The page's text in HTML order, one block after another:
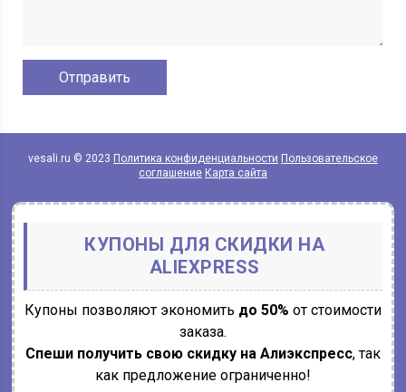
vesali.ru © 2023 Политика конфиденциальности Пользовательское
соглашение Карта сайта
КУПОНЫ ДЛЯ СКИДКИ НА
ALIEXPRESS
Купоны позволяют экономить до 50% от стоимости
заказа.
Спеши получить свою скидку на Алиэкспресс, так
как предложение ограниченно!